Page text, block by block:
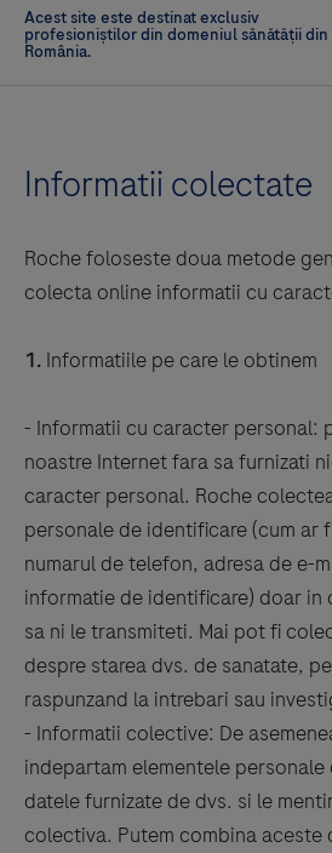
Informatii colectate
Roche foloseste doua metode
colecta online informatii cu
1. Informatiile pe care le obtinem
- Informatii cu caracter personal:
noastre Internet fara sa furnizati
caracter personal. Roche
personale de identificare (cum ar
numarul de telefon, adresa de e-
informatie de identificare) doar in
sa ni le transmiteti. Mai pot fi
despre starea dvs. de sanatate,
raspunzand la intrebari sau
- Informatii colective: De
indepartam elementele
datele furnizate de dvs. si le
colectiva. Putem combina aceste